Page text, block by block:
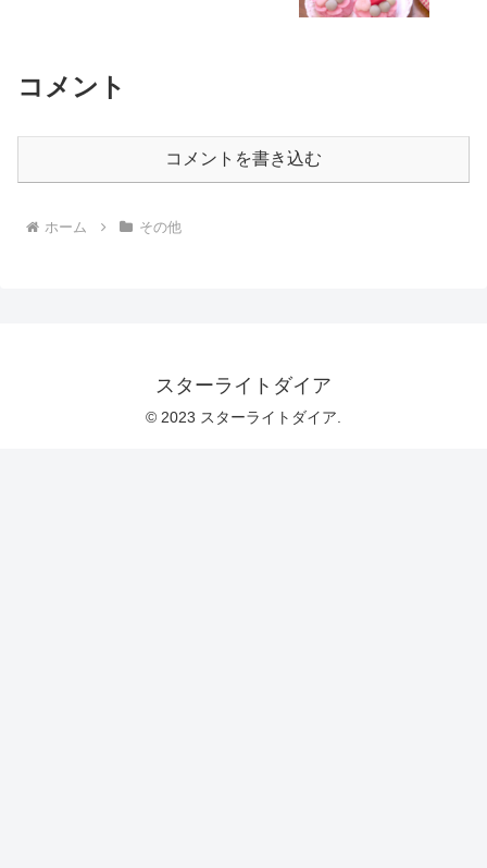
コメント
コメントを書き込む
ホーム その他
スターライトダイア
© 2023 スターライトダイア.